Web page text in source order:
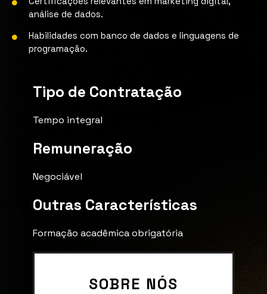
análise de dados.
Habilidades com banco de dados e linguagens de
programação.
Tipo de Contratação
Tempo integral
Remuneração
Negociável
Outras Características
Formação acadêmica obrigatória
SOBRE NÓS